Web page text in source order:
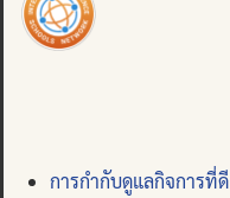
การกำกับดูแลกิจการที่ดี